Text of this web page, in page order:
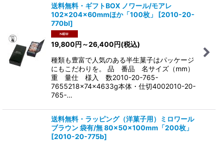
送料無料・ギフトBOX ノワール/モアレ
102×204×60mmほか「100枚」
[2010-20-
770bl]
19,800円 ～26,400円(税込)
種類も豊富で人気のある半生菓子はパッケージ
にもこだわりを。 品 番品 名サイズ（mm）
重 量仕 様入 数2010-20-765-
7655218×74×4633g本体・仕切4002010-20-
765-…
送料無料・ラッピング（洋菓子用）ミロワール
ブラウン 袋有/無 80×50×100mm「200枚」
[2010-20-775b]